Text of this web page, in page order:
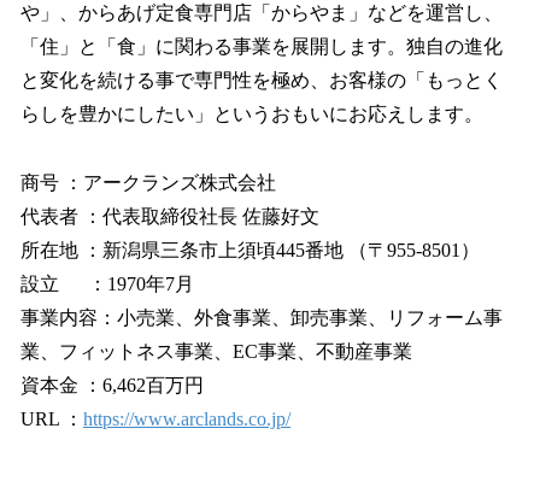
や」、からあげ定食専門店「からやま」などを運営し、
「住」と「食」に関わる事業を展開します。独自の進化
と変化を続ける事で専門性を極め、お客様の「もっとく
らしを豊かにしたい」というおもいにお応えします。
商号 ：アークランズ株式会社
代表者 ：代表取締役社長 佐藤好文
所在地 ：新潟県三条市上須頃445番地 （〒955-8501）
設立 ：1970年7月
事業内容：小売業、外食事業、卸売事業、リフォーム事
業、フィットネス事業、EC事業、不動産事業
資本金 ：6,462百万円
URL ： https://www.arclands.co.jp/